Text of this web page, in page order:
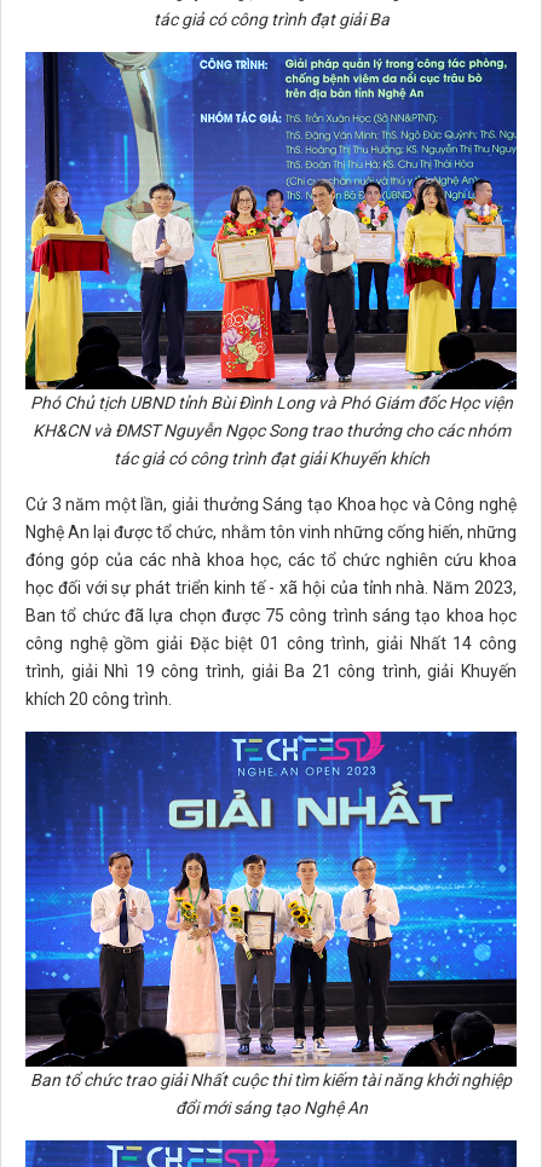
tác giả có công trình đạt giải Ba
Phó Chủ tịch UBND tỉnh Bùi Đình Long và Phó Giám đốc Học viện
KH&CN và ĐMST Nguyễn Ngọc Song trao thưởng cho các nhóm
tác giả có công trình đạt giải Khuyến khích
Cứ 3 năm một lần, giải thưởng Sáng tạo Khoa học và Công nghệ
Nghệ An lại được tổ chức, nhằm tôn vinh những cống hiến, những
đóng góp của các nhà khoa học, các tổ chức nghiên cứu khoa
học đối với sự phát triển kinh tế - xã hội của tỉnh nhà. Năm 2023,
Ban tổ chức đã lựa chọn được 75 công trình sáng tạo khoa học
công nghệ gồm giải Đặc biệt 01 công trình, giải Nhất 14 công
trình, giải Nhì 19 công trình, giải Ba 21 công trình, giải Khuyến
khích 20 công trình.
Ban tổ chức trao giải Nhấtcuộc thi tìm kiếm tài năng khởi nghiệp
đổi mới sáng tạo Nghệ An